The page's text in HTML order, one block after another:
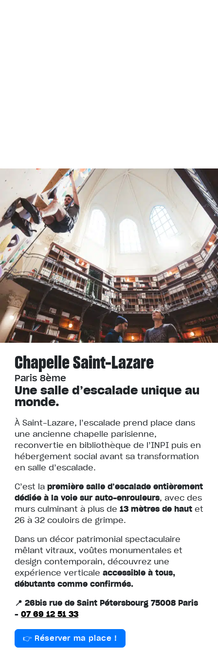
Chapelle Saint-Lazare
Paris 8ème
Une salle d’escalade unique au
monde.
À Saint-Lazare, l’escalade prend place dans
une ancienne chapelle parisienne,
reconvertie en bibliothèque de l’INPI puis en
hébergement social avant sa transformation
en salle d’escalade.
C’est la première salle d’escalade entièrement
dédiée à la voie sur auto-enrouleurs, avec des
murs culminant à plus de 13 mètres de haut et
26 à 32 couloirs de grimpe.
Dans un décor patrimonial spectaculaire
mêlant vitraux, voûtes monumentales et
design contemporain, découvrez une
expérience verticale accessible à tous,
débutants comme confirmés.
📍 26bis rue de Saint Pétersbourg 75008 Paris
– 07 69 12 51 33
👉 Réserver ma place !